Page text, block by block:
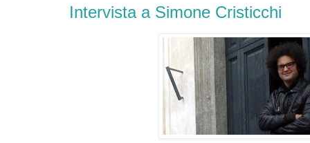
Intervista a Simone Cristicchi